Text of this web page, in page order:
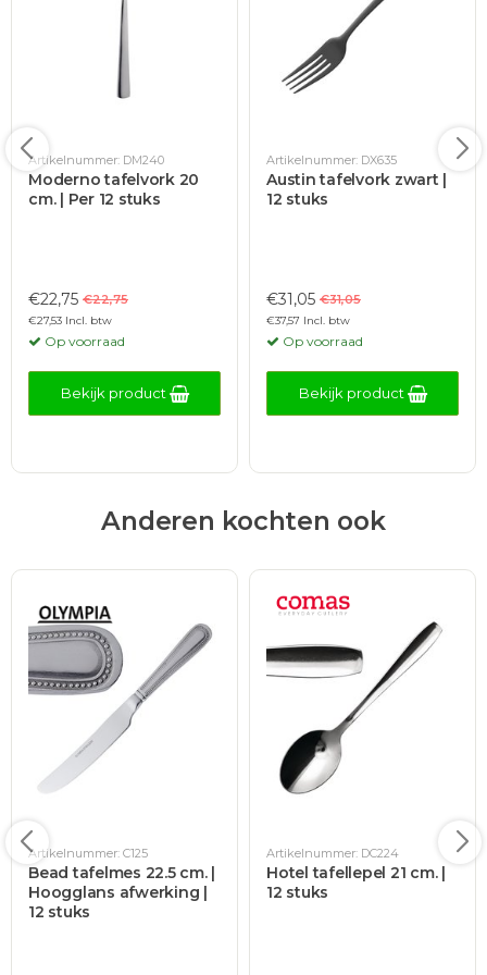
Artikelnummer: DM240
Moderno tafelvork 20
cm. | Per 12 stuks
€22,75 €22,75
€27,53 Incl. btw
Op voorraad
Bekijk product
Artikelnummer: DX635
Austin tafelvork zwart |
12 stuks
€31,05 €31,05
€37,57 Incl. btw
Op voorraad
Bekijk product
Anderen kochten ook
Artikelnummer: C125
Bead tafelmes 22.5 cm. |
Hoogglans afwerking |
12 stuks
Artikelnummer: DC224
Hotel tafellepel 21 cm. |
12 stuks